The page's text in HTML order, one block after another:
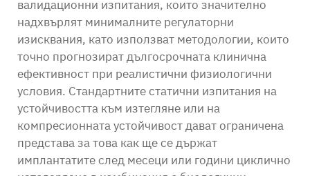
валидационни изпитания, които значително
надхвърлят минималните регулаторни
изисквания, като използват методологии, които
точно прогнозират дългосрочната клинична
ефективност при реалистични физиологични
условия. Стандартните статични изпитания на
устойчивостта към изтегляне или на
компресионната устойчивост дават ограничена
представа за това как ще се държат
имплантатите след месеци или години циклично